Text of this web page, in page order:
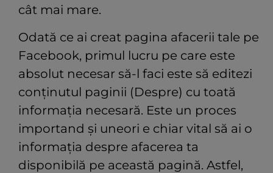
cât mai mare.
Odată ce ai creat pagina afacerii tale pe
Facebook, primul lucru pe care este
absolut necesar să-l faci este să editezi
conținutul paginii (Despre) cu toată
informația necesară. Este un proces
importand și uneori e chiar vital să ai o
informația despre afacerea ta
disponibilă pe această pagină. Astfel,